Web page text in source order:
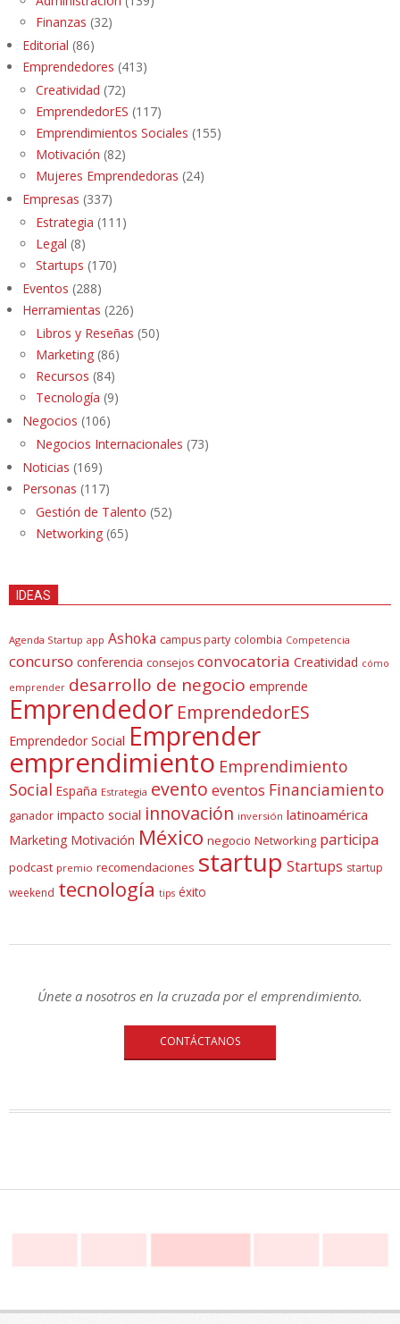
Finanzas (32)
Editorial (86)
Emprendedores (413)
Creatividad (72)
EmprendedorES (117)
Emprendimientos Sociales (155)
Motivación (82)
Mujeres Emprendedoras (24)
Empresas (337)
Estrategia (111)
Legal (8)
Startups (170)
Eventos (288)
Herramientas (226)
Libros y Reseñas (50)
Marketing (86)
Recursos (84)
Tecnología (9)
Negocios (106)
Negocios Internacionales (73)
Noticias (169)
Personas (117)
Gestión de Talento (52)
Networking (65)
IDEAS
Agenda Startup app Ashoka campus party colombia Competencia
concurso conferencia consejos convocatoria Creatividad cómo
emprender desarrollo de negocio emprende
Emprendedor EmprendedorES
Emprendedor Social Emprender
emprendimiento Emprendimiento
Social España Estrategia evento eventos Financiamiento
ganador impacto social innovación inversión latinoamérica
Marketing Motivación México negocio Networking participa
podcast premio recomendaciones startup Startups startup
weekend tecnología tips éxito
Únete a nosotros en la cruzada por el emprendimiento.
CONTÁCTANOS